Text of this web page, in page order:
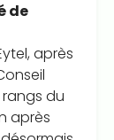
de
après
rangs du
après